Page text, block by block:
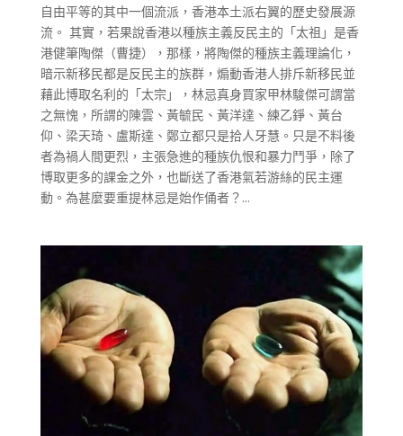
自由平等的其中一個流派，香港本土派右翼的歷史發展源
流。 其實，若果說香港以種族主義反民主的「太祖」是香
港健筆陶傑（曹捷），那樣，將陶傑的種族主義理論化，
暗示新移民都是反民主的族群，煽動香港人排斥新移民並
藉此博取名利的「太宗」，林忌真身買家甲林駿傑可謂當
之無愧，所謂的陳雲、黃毓民、黃洋達、練乙錚、黃台
仰、梁天琦、盧斯達、鄭立都只是拾人牙慧。只是不料後
者為禍人間更烈，主張急進的種族仇恨和暴力鬥爭，除了
博取更多的課金之外，也斷送了香港氣若游絲的民主運
動。為甚麼要重提林忌是始作俑者？...